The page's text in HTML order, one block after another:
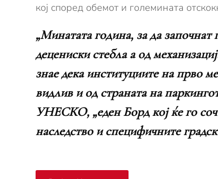
кој според обемот и големината
„Минатата година, за да
децениски стебла а од
знае дека институциите на прво
видлив и од страната на
УНЕСКО, „еден Борд кој ќе го
наследство и специфичните